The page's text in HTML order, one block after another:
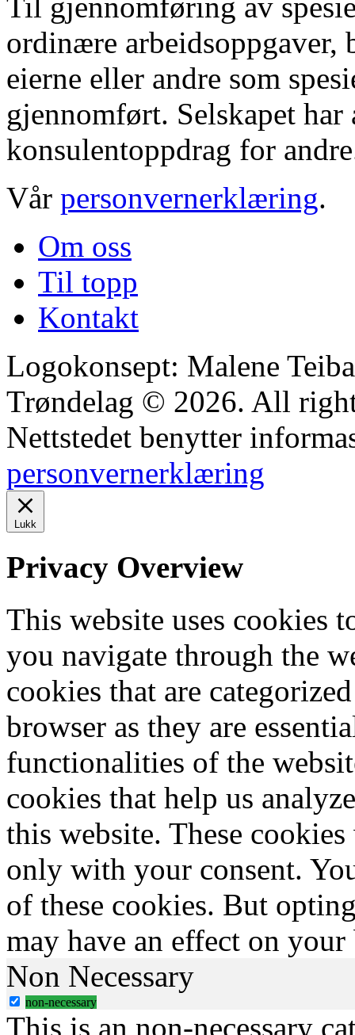
ordinære
eierne eller andre som
gjennomført. Selskapet
konsulentoppdrag for
Vår personvernerklæring.
Om oss
Til topp
Kontakt
Logokonsept: Malene
Trøndelag © 2026. All
Nettstedet benytter
personvernerklæring
Lukk
Privacy Overview
This website uses cookies
you navigate through the
cookies that are
browser as they are
functionalities of the
cookies that help us
this website. These
only with your consent.
of these cookies. But
may have an effect on
Non Necessary
non-necessary
This is an non-necessary